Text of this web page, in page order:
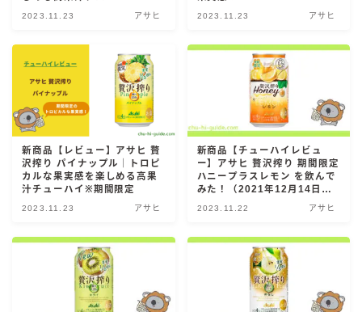
ー196℃ ストロングゼロ
ー196℃ ザ・まるごと
CRAFT－196℃
こだわり酒場
BAR Pomum（バー・ポームム）
角ハイボール
トリスハイボール
GREEN1/2（グリーンハーフ）
鏡月焼酎ハイ
アサヒ
2023.11.23 アサヒ 2023.11.23 アサヒ
新商品【レビュー】アサヒ 贅
沢搾り パイナップル｜トロピ
カルな果実感を楽しめる高果
汁チューハイ※期間限定
2023.11.23 アサヒ
新商品【チューハイレビュ
ー】アサヒ 贅沢搾り 期間限定
ハニープラスレモン を飲んで
みた！（2021年12月14日発
2023.11.22 アサヒ